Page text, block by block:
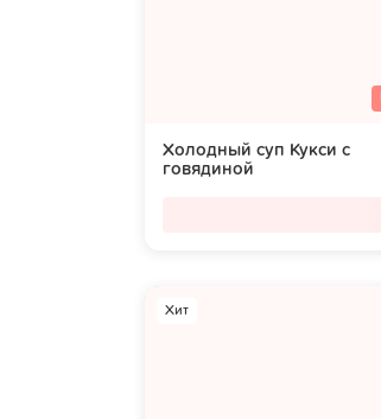
Холодный суп Кукси с
говядиной
Хит